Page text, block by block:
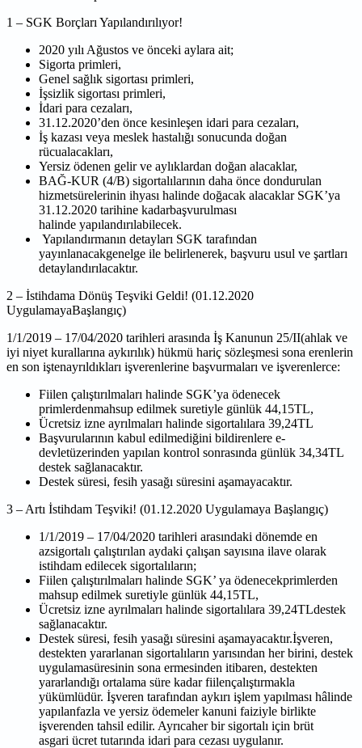
1 – SGK Borçları Yapılandırılıyor!
2020 yılı Ağustos ve önceki aylara ait;
Sigorta primleri,
Genel sağlık sigortası primleri,
İşsizlik sigortası primleri,
İdari para cezaları,
31.12.2020’den önce kesinleşen idari para cezaları,
İş kazası veya meslek hastalığı sonucunda doğan
rücualacakları,
Yersiz ödenen gelir ve aylıklardan doğan alacaklar,
BAĞ-KUR (4/B) sigortalılarının daha önce dondurulan
hizmetsürelerinin ihyası halinde doğacak alacaklar SGK’ya
31.12.2020 tarihine kadarbaşvurulması
halinde yapılandırılabilecek.
Yapılandırmanın detayları SGK tarafından
yayınlanacakgenelge ile belirlenerek, başvuru usul ve şartları
detaylandırılacaktır.
2 – İstihdama Dönüş Teşviki Geldi! (01.12.2020
UygulamayaBaşlangıç)
1/1/2019 – 17/04/2020 tarihleri arasında İş Kanunun 25/II(ahlak ve
iyi niyet kurallarına aykırılık) hükmü hariç sözleşmesi sona erenlerin
en son iştenayrıldıkları işverenlerine başvurmaları ve işverenlerce:
Fiilen çalıştırılmaları halinde SGK’ya ödenecek
primlerdenmahsup edilmek suretiyle günlük 44,15TL,
Ücretsiz izne ayrılmaları halinde sigortalılara 39,24TL
Başvurularının kabul edilmediğini bildirenlere e-
devletüzerinden yapılan kontrol sonrasında günlük 34,34TL
destek sağlanacaktır.
Destek süresi, fesih yasağı süresini aşamayacaktır.
3 – Artı İstihdam Teşviki! (01.12.2020 Uygulamaya Başlangıç)
1/1/2019 – 17/04/2020 tarihleri arasındaki dönemde en
azsigortalı çalıştırılan aydaki çalışan sayısına ilave olarak
istihdam edilecek sigortalıların;
Fiilen çalıştırılmaları halinde SGK’ ya ödenecekprimlerden
mahsup edilmek suretiyle günlük 44,15TL,
Ücretsiz izne ayrılmaları halinde sigortalılara 39,24TLdestek
sağlanacaktır.
Destek süresi, fesih yasağı süresini aşamayacaktır.İşveren,
destekten yararlanan sigortalıların yarısından her birini, destek
uygulamasüresinin sona ermesinden itibaren, destekten
yararlandığı ortalama süre kadar fiilençalıştırmakla
yükümlüdür. İşveren tarafından aykırı işlem yapılması hâlinde
yapılanfazla ve yersiz ödemelerkanuni faiziyle birlikte
işverenden tahsil edilir. Ayrıcaher bir sigortalı için brüt
asgari ücret tutarında idari para cezası uygulanır.